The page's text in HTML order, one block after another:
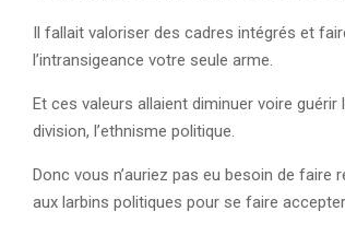
Il fallait valoriser des cadres intégrés et
l’intransigeance votre seule arme.
Et ces valeurs allaient diminuer voire
division, l’ethnisme politique.
Donc vous n’auriez pas eu besoin de
aux larbins politiques pour se faire